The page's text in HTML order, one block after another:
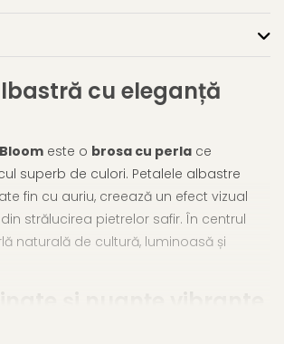
cu eleganță
este o brosa cu perla ce
superb de culori. Petalele albastre
fin cu auriu, creează un efect vizual
strălucirea pietrelor safir. În centrul
naturală de cultură, luminoasă și
petalelor, combinat cu reflexiile sidefate